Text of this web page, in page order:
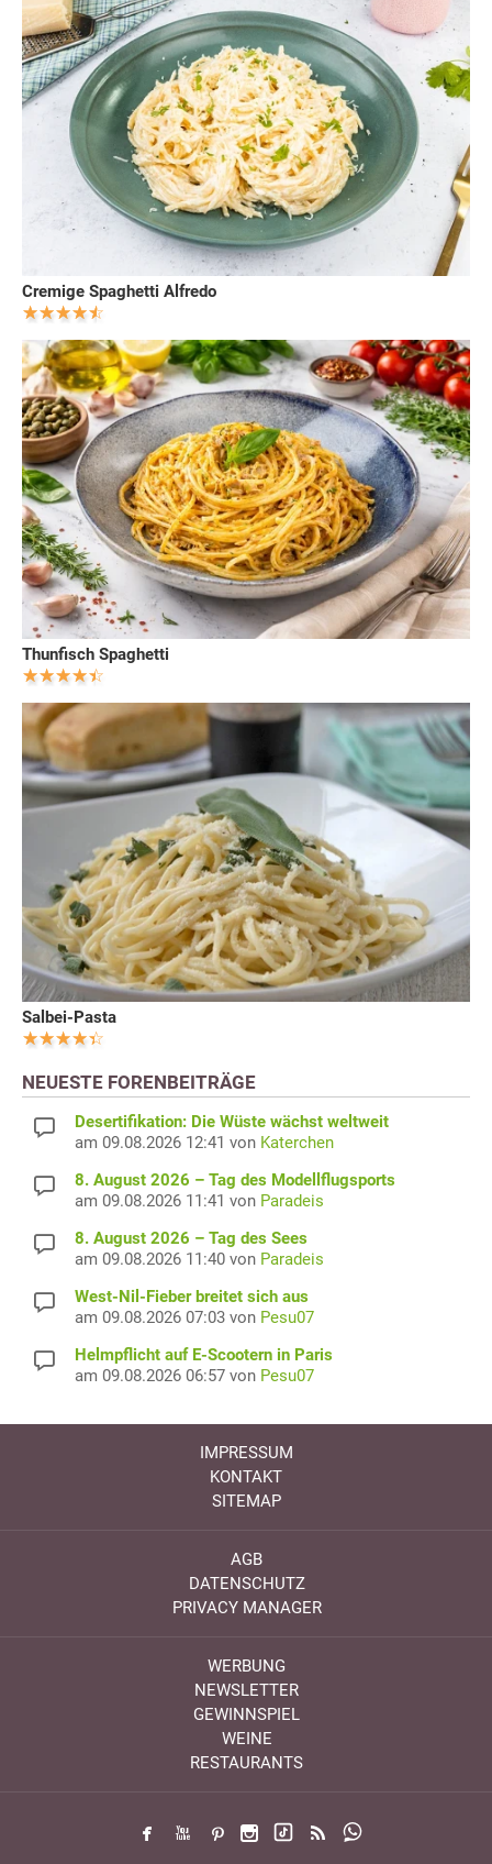
Cremige Spaghetti Alfredo
Thunfisch Spaghetti
Salbei-Pasta
NEUESTE FORENBEITRÄGE
Desertifikation: Die Wüste wächst weltweit
am 09.08.2026 12:41 von Katerchen
8. August 2026 – Tag des Modellflugsports
am 09.08.2026 11:41 von Paradeis
8. August 2026 – Tag des Sees
am 09.08.2026 11:40 von Paradeis
West-Nil-Fieber breitet sich aus
am 09.08.2026 07:03 von Pesu07
Helmpflicht auf E-Scootern in Paris
am 09.08.2026 06:57 von Pesu07
IMPRESSUM
KONTAKT
SITEMAP
AGB
DATENSCHUTZ
PRIVACY MANAGER
WERBUNG
NEWSLETTER
GEWINNSPIEL
WEINE
RESTAURANTS